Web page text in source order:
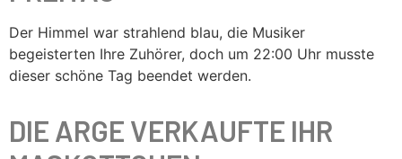
Der Himmel war strahlend blau, die Musiker
begeisterten Ihre Zuhörer, doch um 22:00 Uhr musste
dieser schöne Tag beendet werden.
DIE ARGE VERKAUFTE IHR